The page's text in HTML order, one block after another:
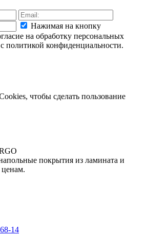
Нажимая на кнопку
на обработку персональных
политикой конфиденциальности.
чтобы сделать пользование
покрытия из ламината и
14